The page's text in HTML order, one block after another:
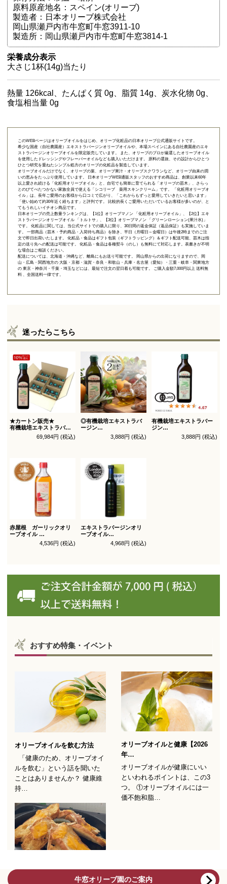
原料原産地名：スペイン(オリーブ)
製造者：日本オリーブ株式会社
岡山県瀬戸内市牛窓町牛窓3911-10
製造所：岡山県瀬戸内市牛窓町牛窓3814-1
栄養成分表示
大さじ1杯(14g)当たり
熱量 126kcal、たんぱく質 0g、脂質 14g、炭水化物 0g、
食塩相当量 0g
このWEBページはオリーブオイルをはじめ、オリーブ化粧品の日本オリーブ公式通販サイトです。
希少な国産（自社農園産）エキストラバージンオリーブオイルや、本場スペインにある自社農園産のエキ
ストラバージンオリーブオイルを限定販売しています。 また、オリーブのプロが厳選したオリーブオイル
を使用したドレッシングやフレーバーオイルなども購入いただけます。 原料の選抜、その設計からひとつ
ひとつ研究を重ねたシンプル処方のオリーブの化粧品を製造しています。
オリーブオイルだけでなく、オリーブの葉、オリーブ果汁・オリーブスクワランなど、オリーブ由来の潤
いの恵みをたっぷり使用しています。 日本オリーブWEB通販スタッフのおすすめ商品は、創業以来60年
以上愛され続ける「化粧用オリーブオイル 」と、自宅でも簡単に育てられる「オリーブの苗木 」、さらっ
とのびてべたつかない家族全員で使える「 シコリーブ 薬用スキンクリーム 」です。 「化粧用オリーブオ
イル」は、長年ご愛用のお客様から口コミで広がり、「これからもずっと愛用していきたいと思います」
「使い始めて約30年近く経ちます」と評判です。 比較的長くご愛用いただいているお客様が多いのが、と
てもうれしいイチオシ商品です。
日本オリーブの売上数量ランキングは、【1位】オリーブマノン 「化粧用オリーブオイル 」、【2位】
エキ
ストラバージンオリーブオイル 「トルトサ」
、【3位】 オリーブマノン 「グリーンローション(果汁水)」
です。 化粧品に関しては、当公式サイトでの購入に限り、 30日間の返金保証（返品保証）
も実施していま
す。 一部商品（苗木・予約商品・入荷待ち商品）を除き、平日（月曜日～金曜日）は午後2時までのご注
文で即日出荷いたします。 化粧品・食品はギフト包装（ギフトラッピング）＆ギフト配送可能、苗木は指
定の送り先への配送は可能です。 化粧品・食品は各種熨斗（のし）も無料にて対応します。表書きが不明
な場合はご相談ください。
配送については、北海道・沖縄など、離島にもお送り可能です。 岡山県からの出荷になりますので、岡
山・広島・関西地方の 大阪・京都・滋賀・奈良・和歌山・兵庫・名古屋（愛知）・三重・岐阜・関東地方
の 東京・神奈川・千葉・埼玉などには、最短で注文の翌日着も可能です。 ご購入金額7,000円以上 送料無
料 、全国送料一律です。
迷ったらこちら
★カートン販売★
有機栽培エキストラバー
オリーブオイル ブレンド
69,984円 (税込)
◎有機栽培エキストラバ
ージン
オリーブオイル ブレンド
3,888円 (税込)
有機栽培エキストラバー
ジン
オリーブオイル シングル
3,888円 (税込)
赤屋根 ガーリックオリ
ーブオイル
4,536円 (税込)
エキストラバージンオリ
ーブオイル
トルトサ 450g 1本箱入
（スペイン自社農園産）
4,968円 (税込)
牛窓オリーブ園のご案内